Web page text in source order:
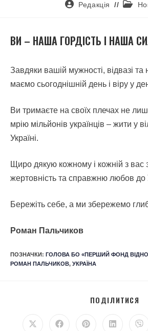
Редакція
ВИ – НАША ГОРДІСТЬ І НАША
Завдяки вашій мужності, відвазі та
маємо сьогоднішній день і віру у
Ви тримаєте на своїх плечах не
мрію мільйонів українців – жити у
Україні.
Щиро дякую кожному і кожній з вас
жертовність та справжню любов до
Бережіть себе, а ми збережемо
Роман Пальчиков
ПОЗНАЧКИ : ГОЛОВА БО «ПЕРШИЙ ФОНД
РОМАН ПАЛЬЧИКОВ, УКРАЇНА
ПОДІЛИТИСЯ